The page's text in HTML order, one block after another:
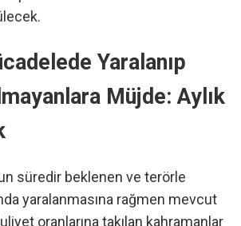
Yaralanıp
Müjde: Aylık
süredir beklenen ve terörle
yaralanmasına rağmen mevcut
oranlarına takılan kahramanlar